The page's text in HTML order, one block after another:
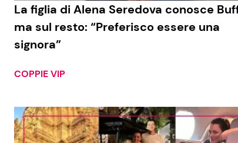
La figlia di Alena Seredova conosce
ma sul resto: “Preferisco essere una
signora”
COPPIE VIP